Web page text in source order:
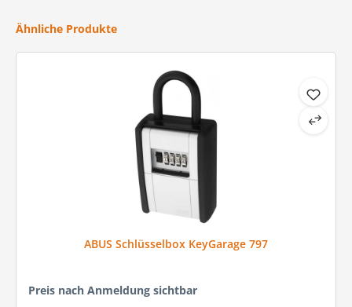
Produktgalerie überspringen
Ähnliche Produkte
ABUS Schlüsselbox KeyGarage 797
Preis nach Anmeldung sichtbar